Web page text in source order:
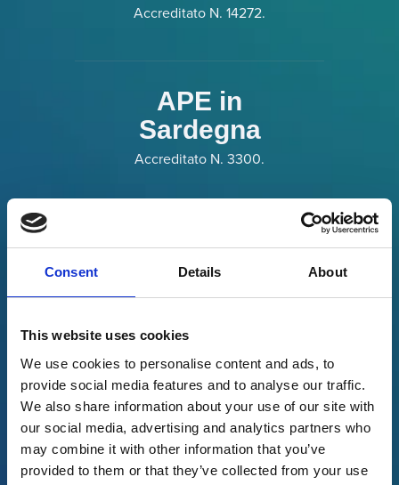
Consent Details About
This website uses cookies
We use cookies to personalise content and ads, to
provide social media features and to analyse our traffic.
We also share information about your use of our site with
our social media, advertising and analytics partners who
may combine it with other information that you’ve
provided to them or that they’ve collected from your use
Accreditato N. 14272.
APE in
Sardegna
Accreditato N. 3300.
APE in
Toscana
Accreditato N. 03973.
APE in
Trentino Alto Adige
Accreditato N. AA00753.